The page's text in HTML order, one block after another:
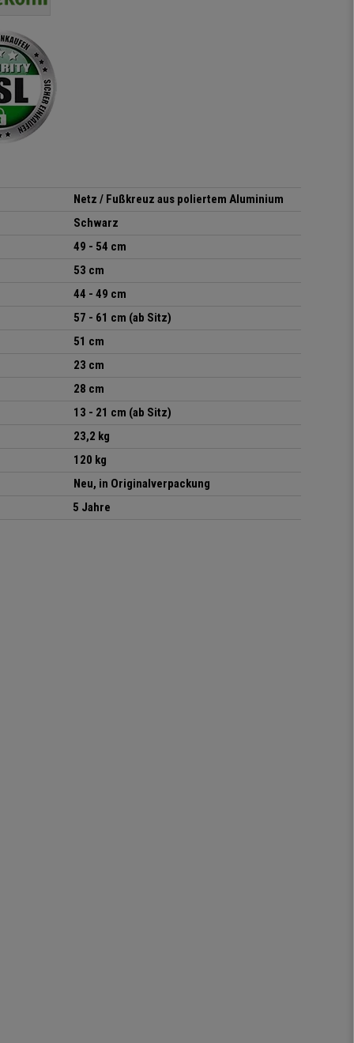
Hände hat :) Von der
sitzt darin auch wirklich
gut! Die Sitzfläche, eine
elastisches Gewebe passt
sich der
Körperbewegung an.
Klare Kaufempfehlung!
Netz / Fußkreuz aus poliertem Aluminium
Schwarz
49 - 54 cm
53 cm
44 - 49 cm
57 - 61 cm (ab Sitz)
51 cm
23 cm
28 cm
13 - 21 cm (ab Sitz)
23,2 kg
120 kg
Neu, in Originalverpackung
5 Jahre